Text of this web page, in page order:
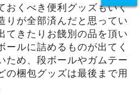
おくべき便利グッズもいく
りが全部済んだと思ってい
てきたりお餞別の品を頂い
ールに詰めるものが出てく
ため、段ボールやガムテー
の梱包グッズは最後まで用